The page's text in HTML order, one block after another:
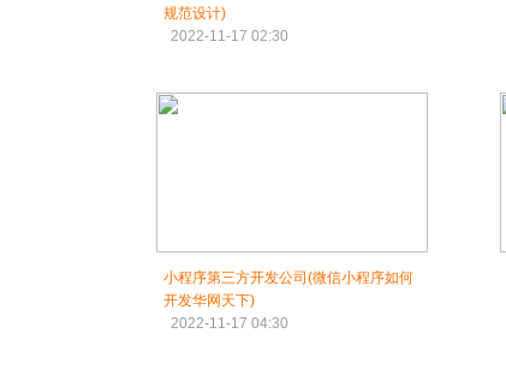
规范设计)
2022-11-17 02:30
小程序第三方开发公司(微信小程序如何
开发华网天下)
2022-11-17 04:30